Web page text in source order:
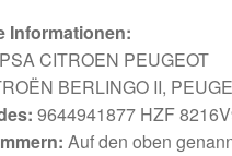
Informationen:
PSA CITROEN PEUGEOT
BERLINGO II,
9644941877 HZF
Auf den oben